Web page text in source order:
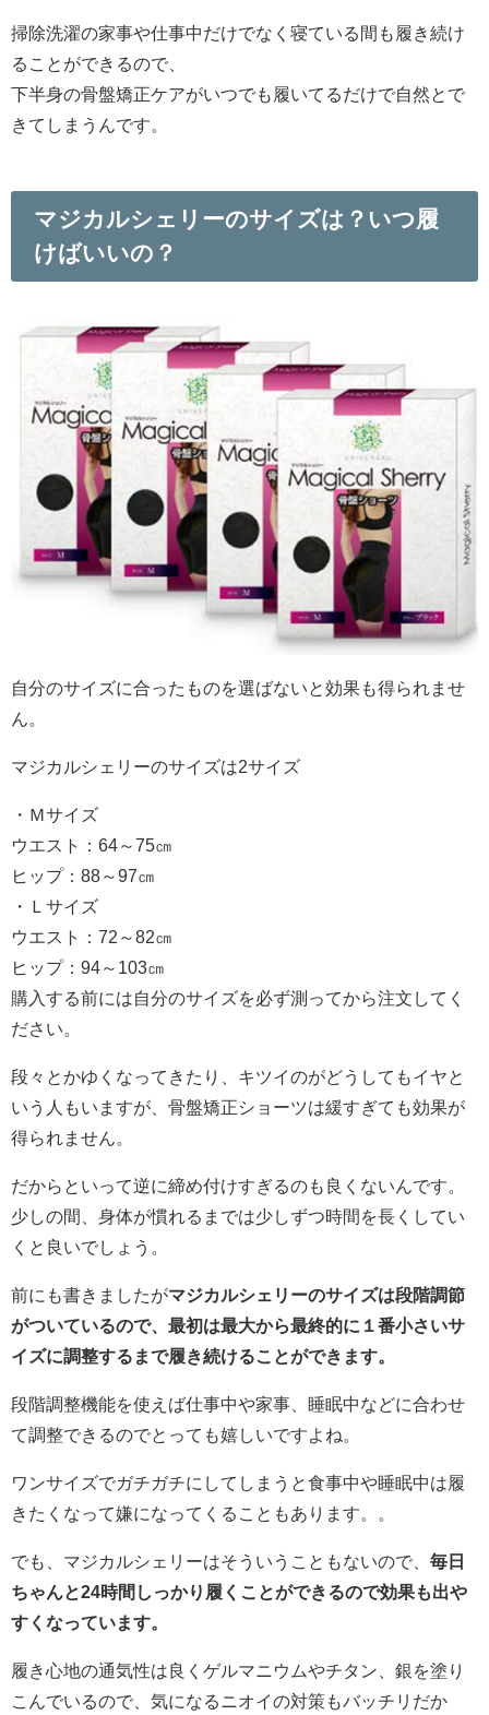
掃除洗濯の家事や仕事中だけでなく寝ている間も履き続け
ることができるので、
下半身の骨盤矯正ケアがいつでも履いてるだけで自然とで
きてしまうんです。
マジカルシェリーのサイズは？いつ履
けばいいの？
自分のサイズに合ったものを選ばないと効果も得られませ
ん。
マジカルシェリーのサイズは2サイズ
・Ｍサイズ
ウエスト：64～75㎝
ヒップ：88～97㎝
・Ｌサイズ
ウエスト：72～82㎝
ヒップ：94～103㎝
購入する前には自分のサイズを必ず測ってから注文してく
ださい。
段々とかゆくなってきたり、キツイのがどうしてもイヤと
いう人もいますが、骨盤矯正ショーツは緩すぎても効果が
得られません。
だからといって逆に締め付けすぎるのも良くないんです。
少しの間、身体が慣れるまでは少しずつ時間を長くしてい
くと良いでしょう。
前にも書きましたがマジカルシェリーのサイズは段階調節
がついているので、最初は最大から最終的に１番小さいサ
イズに調整するまで履き続けることができます。
段階調整機能を使えば仕事中や家事、睡眠中などに合わせ
て調整できるのでとっても嬉しいですよね。
ワンサイズでガチガチにしてしまうと食事中や睡眠中は履
きたくなって嫌になってくることもあります。。
でも、マジカルシェリーはそういうこともないので、 毎日
ちゃんと24時間しっかり履くことができるので効果も出や
すくなっています。
履き心地の通気性は良くゲルマニウムやチタン、銀を塗り
こんでいるので、気になるニオイの対策もバッチリだか